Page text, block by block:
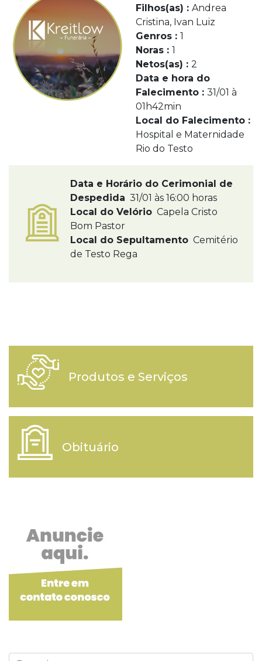
Filhos(as) : Andrea
Cristina, Ivan Luiz
Genros : 1
Noras : 1
Netos(as) : 2
Data e hora do
Falecimento : 31/01 à
01h42min
Local do Falecimento :
Hospital e Maternidade
Rio do Testo
Data e Horário do Cerimonial de
Despedida 31/01 às 16:00 horas
Local do Velório Capela Cristo
Bom Pastor
Local do Sepultamento Cemitério
de Testo Rega
Produtos e Serviços
Obituário